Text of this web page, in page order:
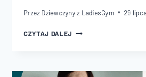
Przez Dziewczyny z LadiesGym 29
CZYTAJ DALEJ KLUBOWICZKA
CZERWIEC